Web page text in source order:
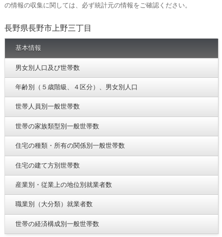
の情報の収集に関しては、必ず統計元の情報をご確認ください。
長野県長野市上野三丁目
基本情報
男女別人口及び世帯数
年齢別（５歳階級、４区分）、男女別人口
世帯人員別一般世帯数
世帯の家族類型別一般世帯数
住宅の種類・所有の関係別一般世帯数
住宅の建て方別世帯数
産業別・従業上の地位別就業者数
職業別（大分類）就業者数
世帯の経済構成別一般世帯数